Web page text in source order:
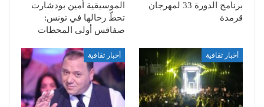
برنامج الدورة 33 لمهرجان
قرمدة
الموسيقية أمين بودشارت
تحطّ رحالها في تونس:
صفاقس أولى المحطات
أخبار ثقافية أخبار ثقافية